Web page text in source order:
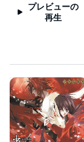
プレビューの
再生